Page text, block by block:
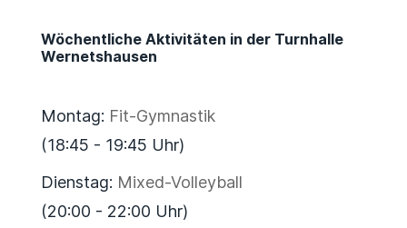
Wöchentliche Aktivitäten in der Turnhalle
Wernetshausen
Montag: Fit-Gymnastik
(18:45 - 19:45 Uhr)
Dienstag: Mixed-Volleyball
(20:00 - 22:00 Uhr)